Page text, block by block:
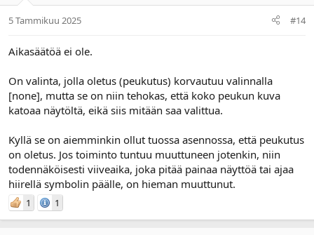
5 Tammikuu 2025 #14
Aikasäätöä ei ole.
On valinta, jolla oletus (peukutus) korvautuu valinnalla
[none], mutta se on niin tehokas, että koko peukun kuva
katoaa näytöltä, eikä siis mitään saa valittua.
Kyllä se on aiemminkin ollut tuossa asennossa, että peukutus
on oletus. Jos toiminto tuntuu muuttuneen jotenkin, niin
todennäköisesti viiveaika, joka pitää painaa näyttöä tai ajaa
hiirellä symbolin päälle, on hieman muuttunut.
1 1